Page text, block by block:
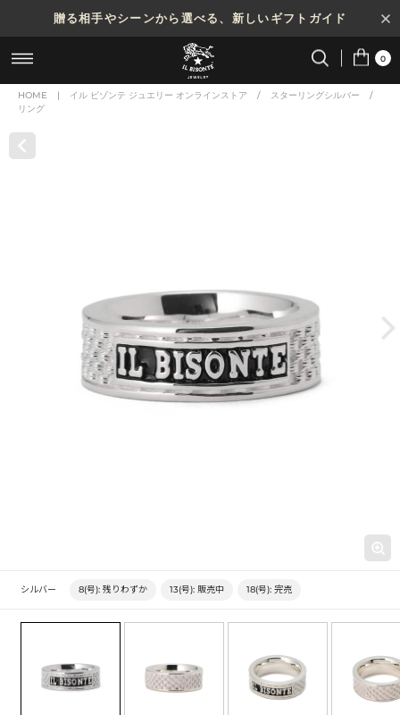
贈る相手やシーンから選べる、新しいギフトガイド
0
HOME | イル ビゾンテ ジュエリー オンラインストア / スターリングシルバー
/
リング
シルバー 8(号): 残りわずか 13(号): 販売中 18(号): 完売